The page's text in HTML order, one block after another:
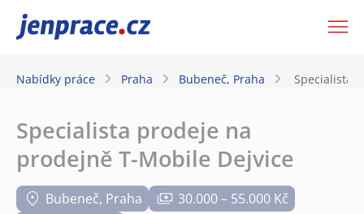
JenPráce.cz
Nabídky práce Praha Bubeneč, Praha Specialista
Specialista prodeje na
prodejně T-Mobile Dejvice
Bubeneč, Praha
30.000 – 55.000 Kč